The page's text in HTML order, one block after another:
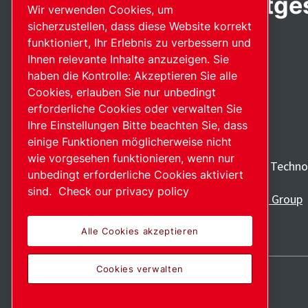
Entdecken Sie, wie die Atlas Copco Group
Zukunft verändern.
Besuchen Sie die Website der Atlas Copco Group
Teil der Atlas Copco Group
Wir verwenden Cookies, um
sicherzustellen, dass diese Website korrekt
funktioniert, Ihr Erlebnis zu verbessern und
Ihnen relevante Inhalte anzuzeigen. Sie
haben die Kontrolle: Akzeptieren Sie alle
Cookies, erlauben Sie nur unbedingt
erforderliche Cookies oder verwalten Sie
Ihre Einstellungen Bitte beachten Sie, dass
einige Funktionen möglicherweise nicht
wie vorgesehen funktionieren, wenn nur
unbedingt erforderliche Cookies aktiviert
sind. Check our privacy policy
Alle Cookies akzeptieren
Cookies verwalten